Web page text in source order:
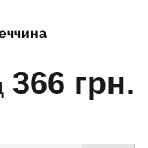
366 грн.